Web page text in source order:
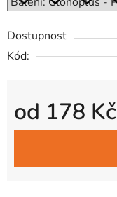
Dostupnost
Kód:
od 178 Kč
Měrná cena: